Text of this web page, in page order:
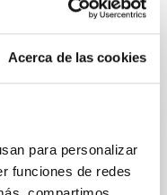
Acerca de las cookies
para personalizar
funciones de redes